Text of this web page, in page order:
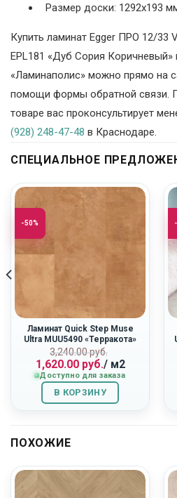
Размер доски: 1292х193
Купить ламинат Egger ПРО 12/33
EPL181 «Дуб Сория Коричневый»
«Ламинаполис» можно прямо на
помощи формы обратной связи.
товаре вас проконсультирует
(928) 248-47-48 в Краснодаре.
СПЕЦИАЛЬНОЕ
-50%
Ламинат Quick Step Muse
Ultra MUU5490 «Терракота»
3,240.00руб.
Первоначальная
цена
составляла
3,240.00
руб..
1,620.00руб.
Текущая
цена:
1,620.00
руб..
/ м2
Доступно для заказа
В КОРЗИНУ
ПОХОЖИЕ